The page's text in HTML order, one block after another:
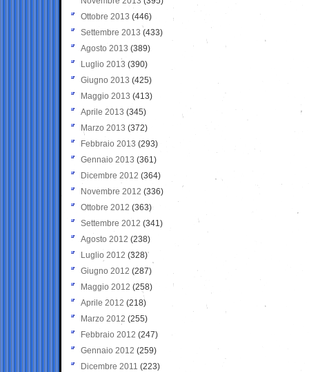
Ottobre 2013 (446)
Settembre 2013 (433)
Agosto 2013 (389)
Luglio 2013 (390)
Giugno 2013 (425)
Maggio 2013 (413)
Aprile 2013 (345)
Marzo 2013 (372)
Febbraio 2013 (293)
Gennaio 2013 (361)
Dicembre 2012 (364)
Novembre 2012 (336)
Ottobre 2012 (363)
Settembre 2012 (341)
Agosto 2012 (238)
Luglio 2012 (328)
Giugno 2012 (287)
Maggio 2012 (258)
Aprile 2012 (218)
Marzo 2012 (255)
Febbraio 2012 (247)
Gennaio 2012 (259)
Dicembre 2011 (223)